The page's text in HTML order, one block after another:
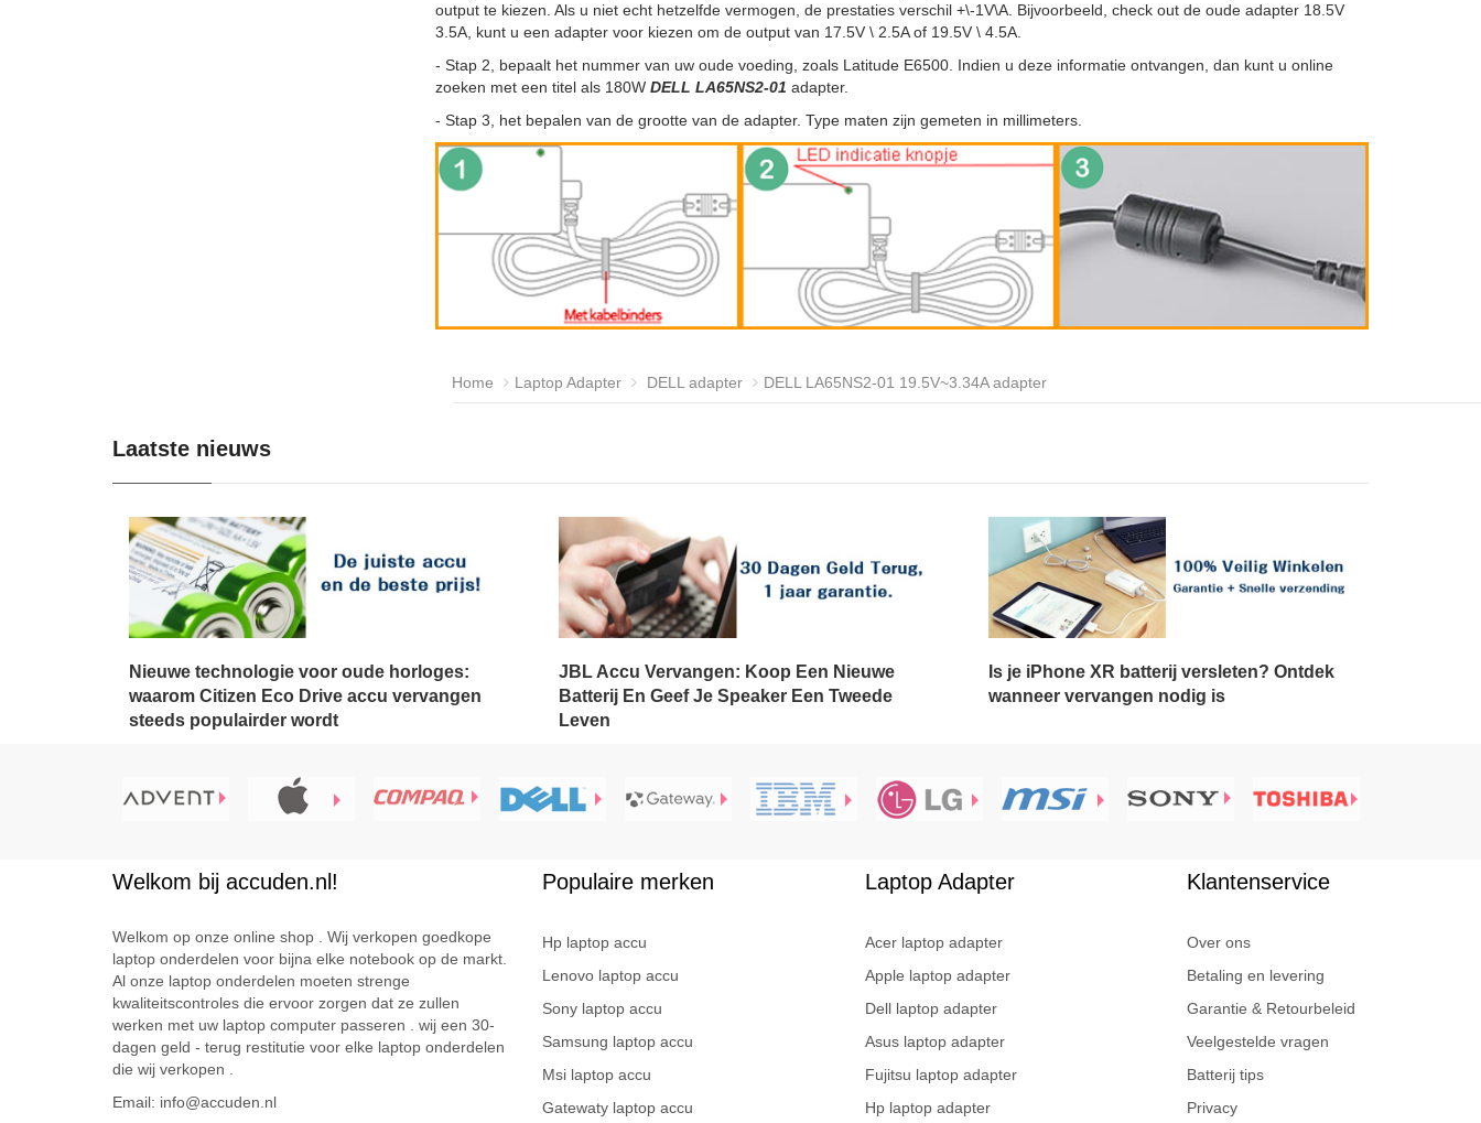
output te kiezen. Als u niet echt hetzelfde vermogen, de prestaties verschil +\-1V\A. Bijvoorbeeld, check out de oude adapter 18.5V
3.5A, kunt u een adapter voor kiezen om de output van 17.5V \ 2.5A of 19.5V \ 4.5A.
- Stap 2, bepaalt het nummer van uw oude voeding, zoals Latitude E6500. Indien u deze informatie ontvangen, dan kunt u online
zoeken met een titel als 180W DELL LA65NS2-01 adapter.
- Stap 3, het bepalen van de grootte van de adapter. Type maten zijn gemeten in millimeters.
Home Laptop Adapter DELL adapter DELL LA65NS2-01 19.5V~3.34A adapter
Laatste nieuws
Nieuwe technologie voor oude horloges:
waarom Citizen Eco Drive accu vervangen
steeds populairder wordt
JBL Accu Vervangen: Koop Een Nieuwe
Batterij En Geef Je Speaker Een Tweede
Leven
Is je iPhone XR batterij versleten? Ontdek
wanneer vervangen nodig is
Welkom bij accuden.nl!
Welkom op onze online shop . Wij verkopen goedkope
laptop onderdelen voor bijna elke notebook op de markt.
Al onze laptop onderdelen moeten strenge
kwaliteitscontroles die ervoor zorgen dat ze zullen
werken met uw laptop computer passeren . wij een 30-
dagen geld - terug restitutie voor elke laptop onderdelen
die wij verkopen .
Email: info@accuden.nl
Populaire merken
Hp laptop accu
Lenovo laptop accu
Sony laptop accu
Samsung laptop accu
Msi laptop accu
Gatewaty laptop accu
Laptop Adapter
Acer laptop adapter
Apple laptop adapter
Dell laptop adapter
Asus laptop adapter
Fujitsu laptop adapter
Hp laptop adapter
Klantenservice
Over ons
Betaling en levering
Garantie & Retourbeleid
Veelgestelde vragen
Batterij tips
Privacy